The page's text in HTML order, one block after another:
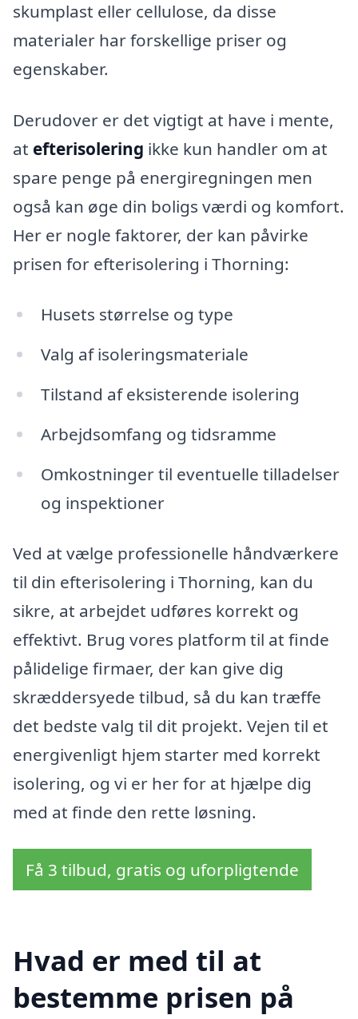
skumplast eller cellulose, da disse
materialer har forskellige priser og
egenskaber.
Derudover er det vigtigt at have i mente,
at efterisolering ikke kun handler om at
spare penge på energiregningen men
også kan øge din boligs værdi og komfort.
Her er nogle faktorer, der kan påvirke
prisen for efterisolering i Thorning:
Husets størrelse og type
Valg af isoleringsmateriale
Tilstand af eksisterende isolering
Arbejdsomfang og tidsramme
Omkostninger til eventuelle tilladelser
og inspektioner
Ved at vælge professionelle håndværkere
til din efterisolering i Thorning, kan du
sikre, at arbejdet udføres korrekt og
effektivt. Brug vores platform til at finde
pålidelige firmaer, der kan give dig
skræddersyede tilbud, så du kan træffe
det bedste valg til dit projekt. Vejen til et
energivenligt hjem starter med korrekt
isolering, og vi er her for at hjælpe dig
med at finde den rette løsning.
Få 3 tilbud, gratis og uforpligtende
Hvad er med til at
bestemme prisen på